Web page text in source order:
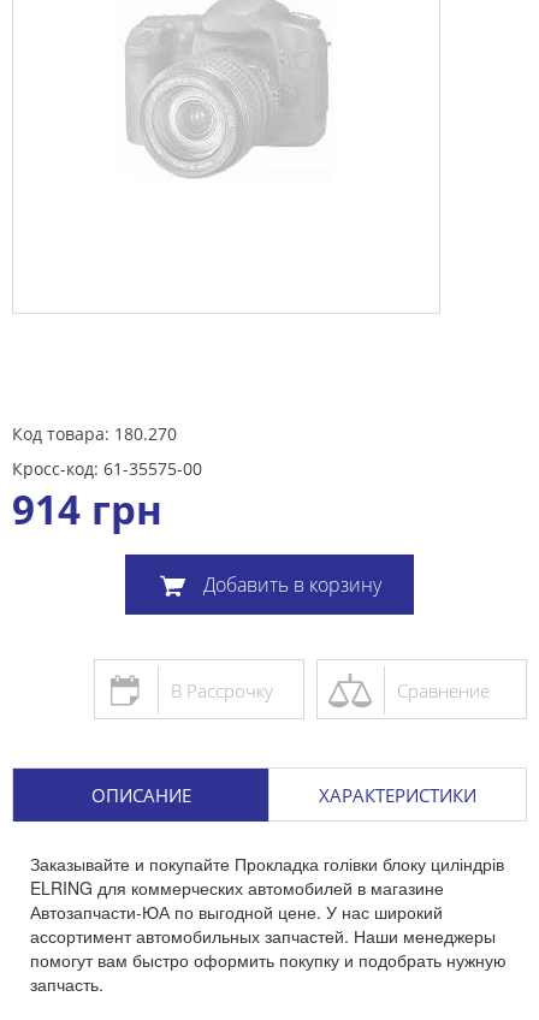
Код товара: 180.270
Кросс-код: 61-35575-00
914 грн
Добавить в корзину
Сравнение
В Рассрочку
ОПИСАНИЕ ХАРАКТЕРИСТИКИ
Заказывайте и покупайте Прокладка голівки блоку циліндрів
ELRING для коммерческих автомобилей в магазине
Автозапчасти-ЮА по выгодной цене. У нас широкий
ассортимент автомобильных запчастей. Наши менеджеры
помогут вам быстро оформить покупку и подобрать нужную
запчасть.